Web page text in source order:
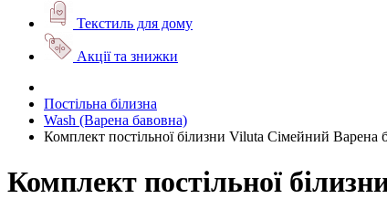
Текстиль для дому
Акції та знижки
Постільна білизна
Wash (Варена бавовна)
Комплект постільної білизни Viluta Сімейний Варена
Комплект постільної